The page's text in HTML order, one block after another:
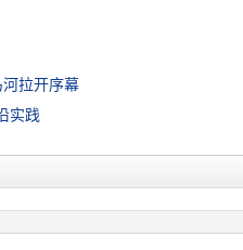
河拉开序幕
实践